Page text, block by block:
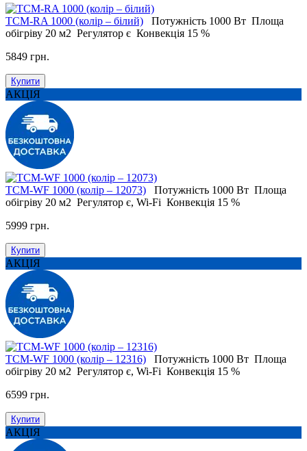
ТСМ-RA 1000 (колір – білий) Потужність 1000 Вт Площа
обігріву 20 м2 Регулятор є Конвекція 15 %
5849 грн.
Купити
АКЦІЯ
ТСМ-WF 1000 (колір – 12073) Потужність 1000 Вт Площа
обігріву 20 м2 Регулятор є, Wi-Fi Конвекція 15 %
5999 грн.
Купити
АКЦІЯ
ТСМ-WF 1000 (колір – 12316) Потужність 1000 Вт Площа
обігріву 20 м2 Регулятор є, Wi-Fi Конвекція 15 %
6599 грн.
Купити
АКЦІЯ